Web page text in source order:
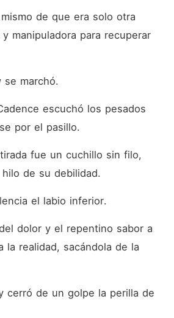
de que era solo otra
manipuladora para recuperar
se marchó.
escuchó los pesados
por el pasillo.
fue un cuchillo sin filo,
de su debilidad.
el labio inferior.
dolor y el repentino sabor a
la realidad, sacándola de la
cerró de un golpe la perilla de